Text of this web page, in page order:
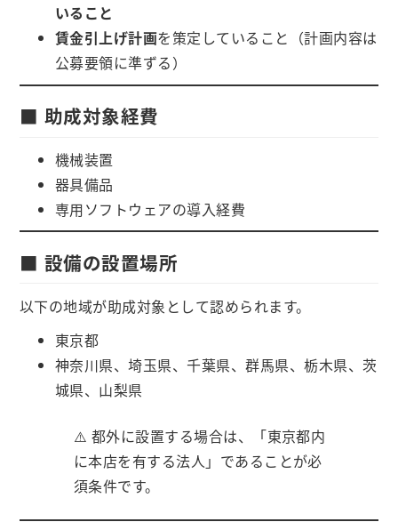
いること
賃金引上げ計画を策定していること（計画内容は
公募要領に準ずる）
■ 助成対象経費
機械装置
器具備品
専用ソフトウェアの導入経費
■ 設備の設置場所
以下の地域が助成対象として認められます。
東京都
神奈川県、埼玉県、千葉県、群馬県、栃木県、茨
城県、山梨県
⚠️ 都外に設置する場合は、「東京都内
に本店を有する法人」であることが必
須条件です。